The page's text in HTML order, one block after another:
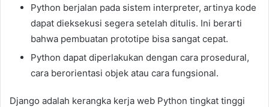
Python berjalan pada sistem interpreter, artinya kode
dapat dieksekusi segera setelah ditulis. Ini berarti
bahwa pembuatan prototipe bisa sangat cepat.
Python dapat diperlakukan dengan cara prosedural,
cara berorientasi objek atau cara fungsional.
Django adalah kerangka kerja web Python tingkat tinggi